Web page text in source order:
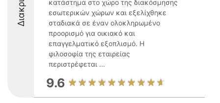
κατάστημα στο χώρο της διακόσμησης
εσωτερικών χώρων και εξελίχθηκε
σταδιακά σε έναν ολοκληρωμένο
προορισμό για οικιακό και
επαγγελματικό εξοπλισμό. Η
φιλοσοφία της εταιρείας
περιστρέφεται ...
9.6